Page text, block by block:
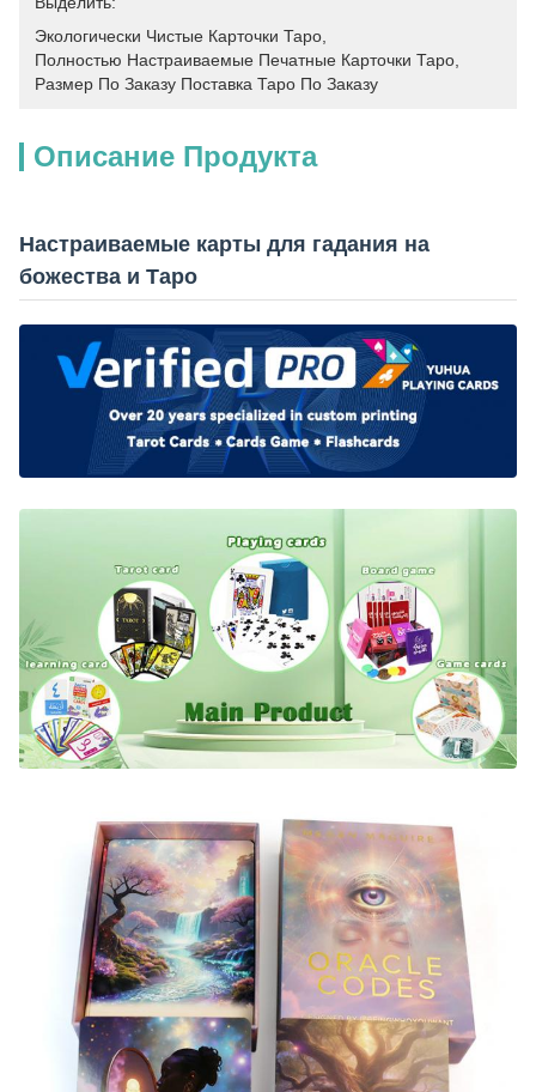
Экологически Чистые Карточки Таро
Полностью Настраиваемые Печатные Карточки Таро
Размер По Заказу Поставка Таро По Заказу
Описание Продукта
Настраиваемые карты для гадания на
божества и Таро